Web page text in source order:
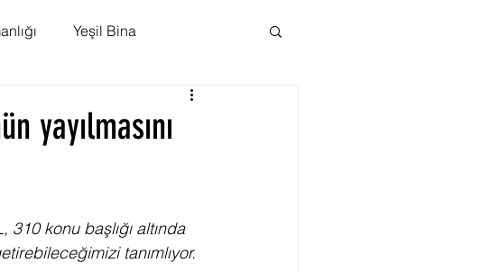
Yeşil Bina
BREEAM Sertifikası
yayılmasını
310 konu başlığı altında
tanımlıyor.